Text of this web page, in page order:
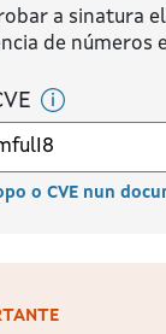
a sinatura
de números
o CVE nun